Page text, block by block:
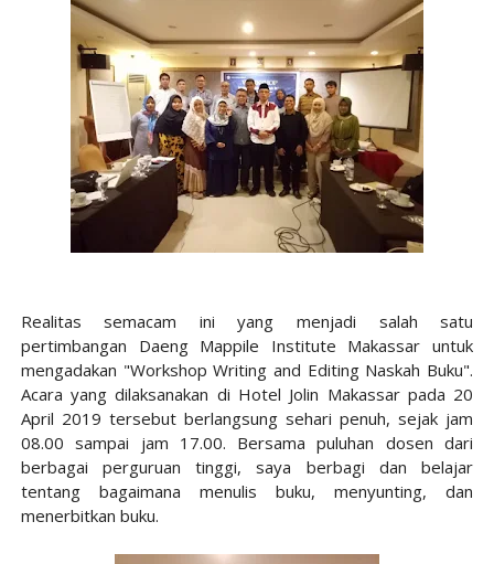
Realitas semacam ini yang menjadi salah satu
pertimbangan Daeng Mappile Institute Makassar untuk
mengadakan "Workshop Writing and Editing Naskah Buku".
Acara yang dilaksanakan di Hotel Jolin Makassar pada 20
April 2019 tersebut berlangsung sehari penuh, sejak jam
08.00 sampai jam 17.00. Bersama puluhan dosen dari
berbagai perguruan tinggi, saya berbagi dan belajar
tentang bagaimana menulis buku, menyunting, dan
menerbitkan buku.